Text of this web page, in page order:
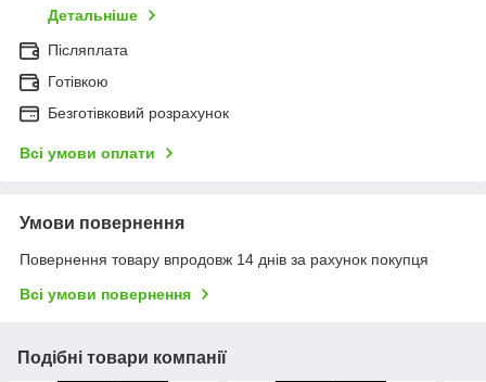
Детальніше
Післяплата
Готівкою
Безготівковий розрахунок
Всі умови оплати
Умови повернення
Повернення товару впродовж 14 днів за рахунок покупця
Всі умови повернення
Подібні товари компанії